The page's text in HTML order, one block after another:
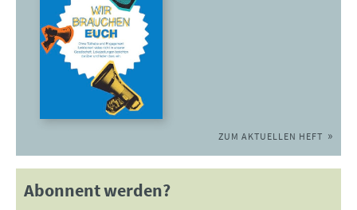
ZUM AKTUELLEN HEFT
Abonnent werden?